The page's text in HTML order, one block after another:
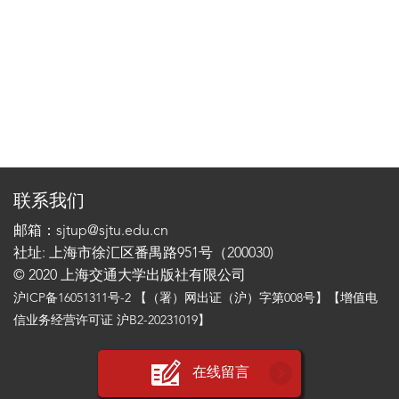
联系我们
邮箱：sjtup@sjtu.edu.cn
社址: 上海市徐汇区番禺路951号（200030)
© 2020 上海交通大学出版社有限公司
沪ICP备16051311号-2 【（署）网出证（沪）字第008号】【增值电
信业务经营许可证 沪B2-20231019】
在线留言